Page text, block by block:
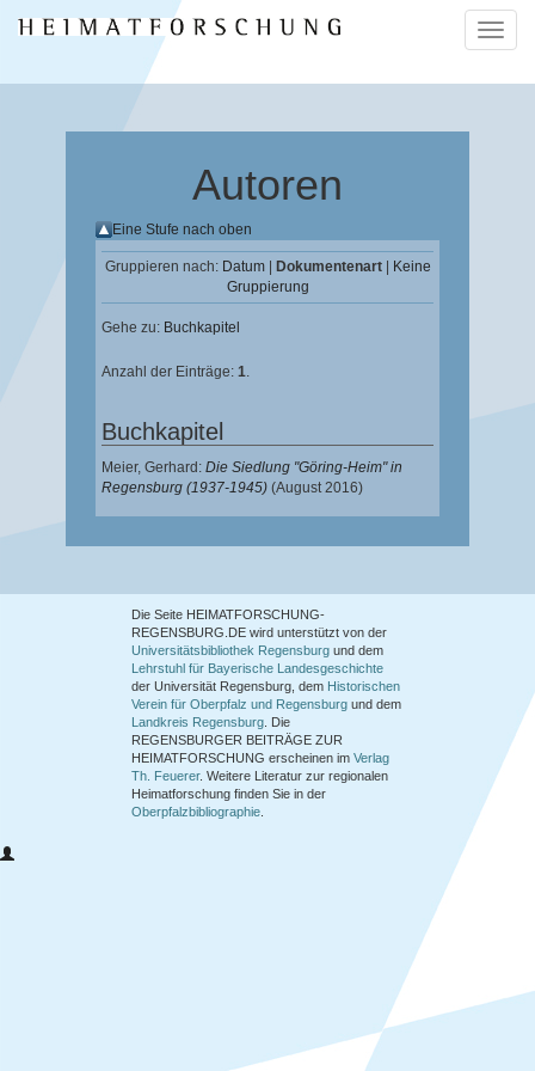
ein-/
Autoren
Eine Stufe nach oben
Gruppieren nach: Datum| Dokumentenart|
Keine
Gruppierung
Gehe zu: Buchkapitel
Anzahl der Einträge: 1.
Buchkapitel
Meier, Gerhard : Die Siedlung "Göring-Heim" in
Regensburg (1937-1945) (August 2016)
Die Seite HEIMATFORSCHUNG-
REGENSBURG.DE wird unterstützt von der
Universitätsbibliothek Regensburg und dem
Lehrstuhl für Bayerische Landesgeschichte
der Universität Regensburg, dem Historischen
Verein für Oberpfalz und Regensburg und dem
Landkreis Regensburg . Die
REGENSBURGER BEITRÄGE ZUR
HEIMATFORSCHUNG erscheinen im Verlag
Th. Feuerer. Weitere Literatur zur regionalen
Heimatforschung finden Sie in der
Oberpfalzbibliographie